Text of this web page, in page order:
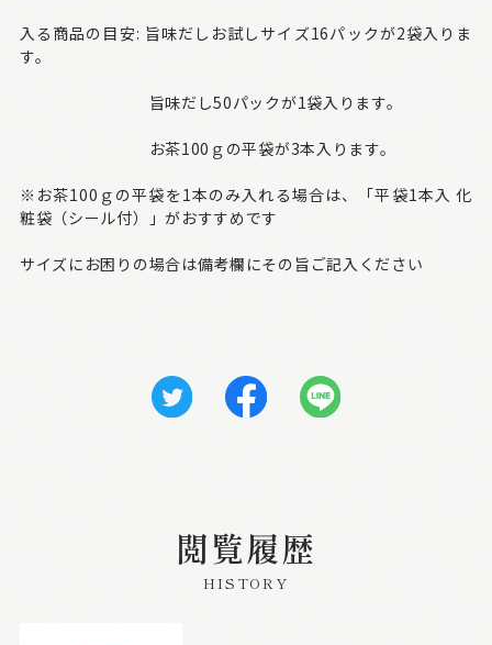
入る商品の目安: 旨味だしお試しサイズ16パックが2袋入りま
す。
旨味だし50パックが1袋入ります。
お茶100ｇの平袋が3本入ります。
※お茶100ｇの平袋を1本のみ入れる場合は、「平袋1本入 化
粧袋（シール付）」がおすすめです
サイズにお困りの場合は備考欄にその旨ご記入ください
閲覧履歴
HISTORY